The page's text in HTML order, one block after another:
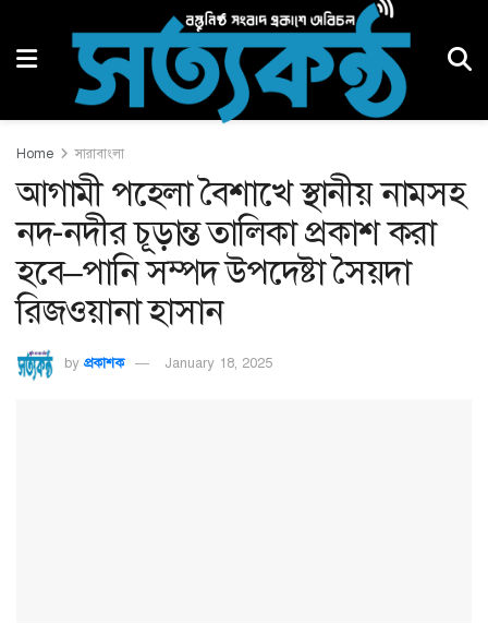
Home সারাবাংলা
আগামী পহেলা বৈশাখে স্থানীয় নামসহ
নদ-নদীর চূড়ান্ত তালিকা প্রকাশ করা
হবে–পানি সম্পদ উপদেষ্টা সৈয়দা
রিজওয়ানা হাসান
by প্রকাশক January 18, 2025